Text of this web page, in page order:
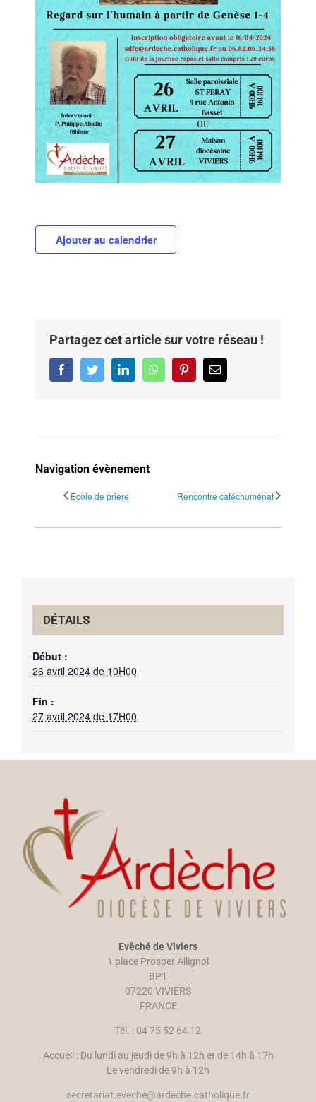
Ajouter au calendrier
Partagez cet article sur votre réseau !
FacebookTwitterLinkedInWhatsAppPinterestEmail
Navigation évènement
Ecole de prière Rencontre catéchuménat
DÉTAILS
Début :
26 avril 2024 de 10H00
Fin :
27 avril 2024 de 17H00
Evêché de Viviers
1 place Prosper Allignol
BP1
07220 VIVIERS
FRANCE
Tél. : 04 75 52 64 12
Accueil : Du lundi au jeudi de 9h à 12h et de 14h à 17h
Le vendredi de 9h à 12h
secretariat.eveche@ardeche.catholique.fr